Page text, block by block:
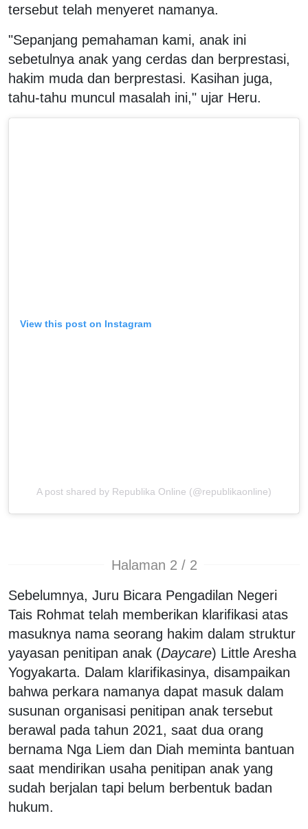
tersebut telah menyeret namanya.
"Sepanjang pemahaman kami, anak ini
sebetulnya anak yang cerdas dan berprestasi,
hakim muda dan berprestasi. Kasihan juga,
tahu-tahu muncul masalah ini," ujar Heru.
View this post on Instagram
A post shared by Republika Online (@republikaonline)
Halaman 2 / 2
Sebelumnya, Juru Bicara Pengadilan Negeri
Tais Rohmat telah memberikan klarifikasi atas
masuknya nama seorang hakim dalam struktur
yayasan penitipan anak (Daycare) Little Aresha
Yogyakarta. Dalam klarifikasinya, disampaikan
bahwa perkara namanya dapat masuk dalam
susunan organisasi penitipan anak tersebut
berawal pada tahun 2021, saat dua orang
bernama Nga Liem dan Diah meminta bantuan
saat mendirikan usaha penitipan anak yang
sudah berjalan tapi belum berbentuk badan
hukum.